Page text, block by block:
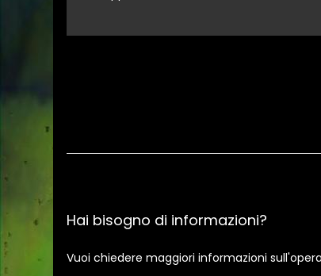
Hai bisogno di informazioni?
Vuoi chiedere maggiori informazioni